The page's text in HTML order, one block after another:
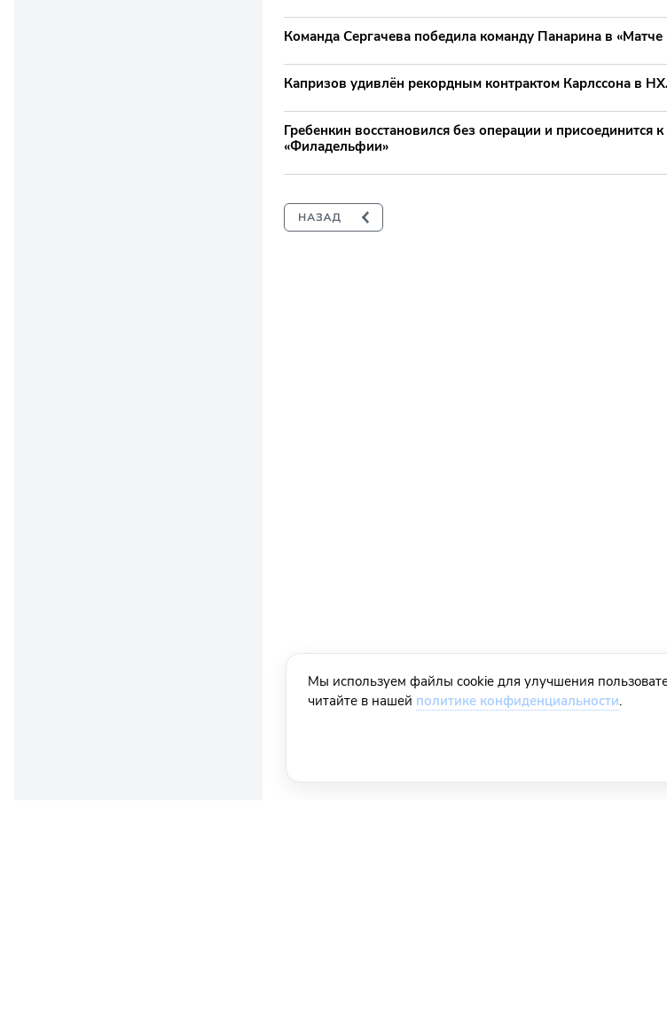
Команда Сергачева победила команду Панарина в «Матче
Капризов удивлён рекордным контрактом Карлссона в
Гребенкин восстановился без операции и присоединится
«Филадельфии»
Мы используем файлы cookie для улучшения
читайте в нашей политике конфиденциальности.